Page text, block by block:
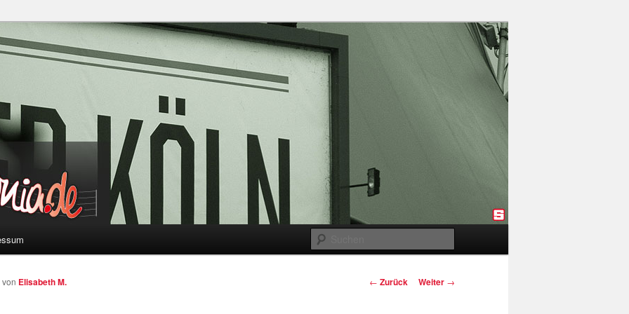
Beitragsnavigation
← Zurück Weiter →
von Elisabeth M.